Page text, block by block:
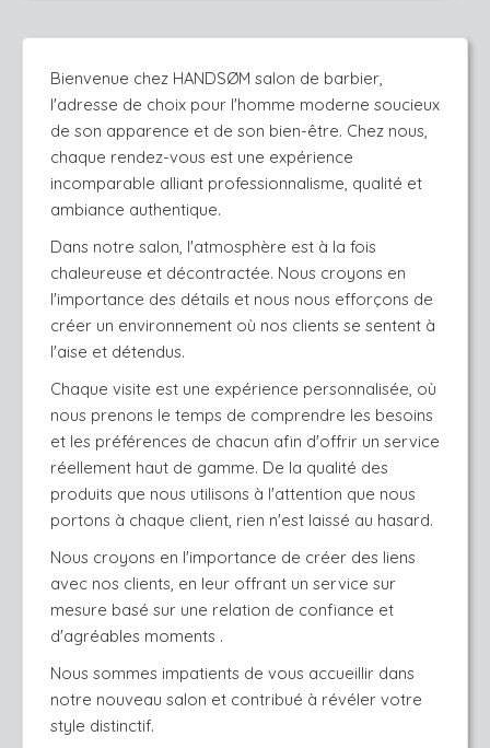
Bienvenue chez HANDSØM salon de barbier,
l'adresse de choix pour l'homme moderne soucieux
de son apparence et de son bien-être. Chez nous,
chaque rendez-vous est une expérience
incomparable alliant professionnalisme, qualité et
ambiance authentique.
Dans notre salon, l'atmosphère est à la fois
chaleureuse et décontractée. Nous croyons en
l'importance des détails et nous nous efforçons de
créer un environnement où nos clients se sentent à
l'aise et détendus.
Chaque visite est une expérience personnalisée, où
nous prenons le temps de comprendre les besoins
et les préférences de chacun afin d'offrir un service
réellement haut de gamme. De la qualité des
produits que nous utilisons à l'attention que nous
portons à chaque client, rien n'est laissé au hasard.
Nous croyons en l'importance de créer des liens
avec nos clients, en leur offrant un service sur
mesure basé sur une relation de confiance et
d'agréables moments .
Nous sommes impatients de vous accueillir dans
notre nouveau salon et contribué à révéler votre
style distinctif.